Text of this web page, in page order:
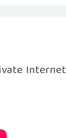
Internet